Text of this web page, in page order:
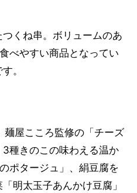
くね串。ボリュームのあ
べやすい商品となってい
。
麺屋こころ監修の「チーズ
種きのこの味わえる温か
ポタージュ」、絹豆腐を
明太玉子あんかけ豆腐」